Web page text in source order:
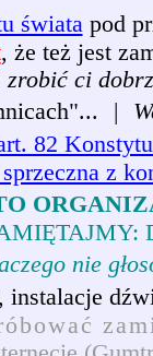
światapod
, że też jest
zrobić ci
|
82
z
nie